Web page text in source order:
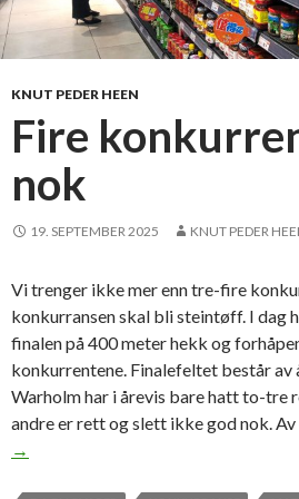
KNUT PEDER HEEN
Fire
nok
19. SEPTEMBER 2025 KNUT PEDER
Vi trenger ikke mer enn tre-fire
konkurransen skal bli steintøff. I dag
finalen på 400 meter hekk og
konkurrentene. Finalefeltet består av
Warholm har i årevis bare hatt to-tre
andre er rett og slett ikke god nok.
→